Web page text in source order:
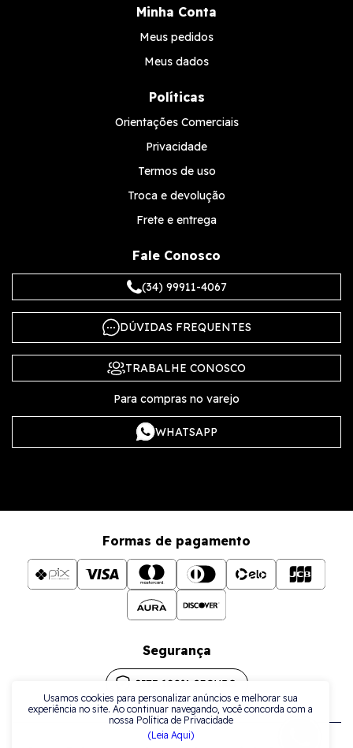
Usamos cookies para personalizar anúncios e melhorar sua
experiência no site. Ao continuar navegando, você concorda com a
nossa Política de Privacidade
(Leia Aqui)
Minha Conta
Meus pedidos
Meus dados
Políticas
Orientações Comerciais
Privacidade
Termos de uso
Troca e devolução
Frete e entrega
Fale Conosco
(34) 99911-4067
DÚVIDAS FREQUENTES
TRABALHE CONOSCO
Para compras no varejo
WHATSAPP
Formas de pagamento
Segurança